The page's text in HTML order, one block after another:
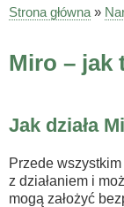
nawigacyjna
Strona główna
Miro – jak
Jak działa
Przede
z działaniem i
mogą założyć